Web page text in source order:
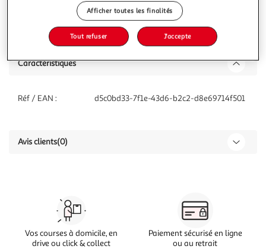
Description
Caractéristiques
Réf / EAN : d5c0bd33-7f1e-43d6-b2c2-d8e69714f501
Avis clients(0)
Vos courses à domicile, en
drive ou click & collect
Paiement sécurisé en ligne
ou au retrait
Afficher toutes les finalités
Tout refuser J'accepte